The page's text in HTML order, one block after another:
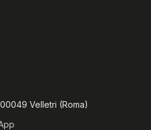
Velletri (Roma)